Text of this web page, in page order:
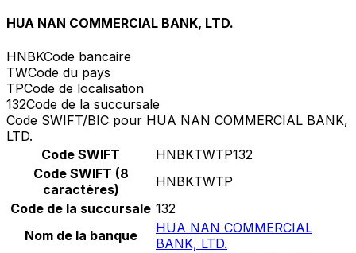
HUA NAN COMMERCIAL BANK, LTD.
HNBKCode bancaire
TWCode du pays
TPCode de localisation
132Code de la succursale
Code SWIFT/BIC pour HUA NAN COMMERCIAL BANK,
LTD.
Code SWIFT
HNBKTWTP132
Code SWIFT (8
caractères)
HNBKTWTP
Code de la succursale 132
Nom de la banque
HUA NAN COMMERCIAL
BANK, LTD.